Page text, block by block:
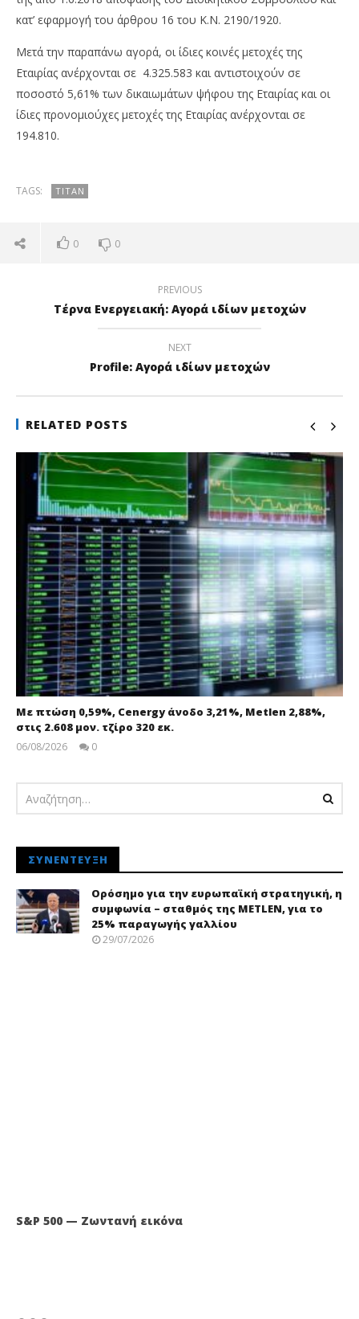
NOW VIEWING
20/12/2018
pressroom
κατ’ εφαρμογή του άρθρου 16 του Κ.Ν. 2190/1920.
Μετά την παραπάνω αγορά, οι ίδιες κοινές μετοχές της
Εταιρίας ανέρχονται σε 4.325.583 και αντιστοιχούν σε
ποσοστό 5,61% των δικαιωμάτων ψήφου της Εταιρίας και οι
ίδιες προνομιούχες μετοχές της Εταιρίας ανέρχονται σε
194.810.
TAGS: ΤΙΤΆΝ
0 0
PREVIOUS
Τέρνα Ενεργειακή: Αγορά ιδίων μετοχών
NEXT
Profile: Αγορά ιδίων μετοχών
RELATED POSTS
Με πτώση 0,59%, Cenergy άνοδο 3,21%, Metlen 2,88%,
στις 2.608 μον. τζίρο 320 εκ.
06/08/2026
0
ΣΥΝΈΝΤΕΥΞΗ
Ορόσημο για την ευρωπαϊκή στρατηγική, η
συμφωνία – σταθμός της METLEN, για το
25% παραγωγής γαλλίου
29/07/2026
S&P 500 — Ζωντανή εικόνα